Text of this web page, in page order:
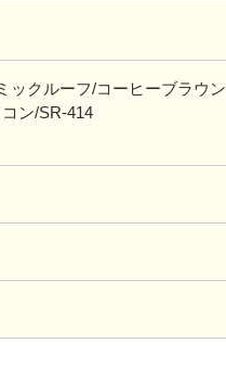
ックルーフ/コーヒーブラウン
ン/SR-414